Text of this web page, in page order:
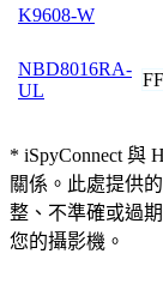
K9608-W
NBD8016RA-
UL
* iSpyConnect 與
關係。此處提供
整、不準確或過
您的攝影機。